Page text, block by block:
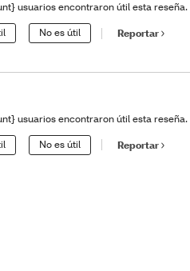
usuarios encontraron útil esta reseña.
No es útil Reportar
usuarios encontraron útil esta reseña.
No es útil Reportar